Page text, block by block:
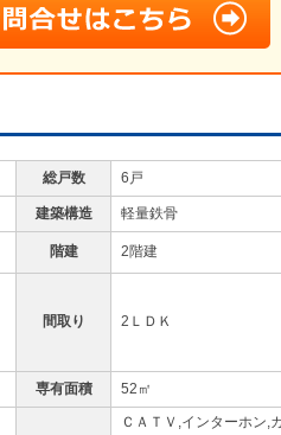
総戸数 6戸
建築構造 軽量鉄骨
階建 2階建
間取り 2ＬＤＫ
専有面積 52㎡
ＣＡＴＶ,インターホン,